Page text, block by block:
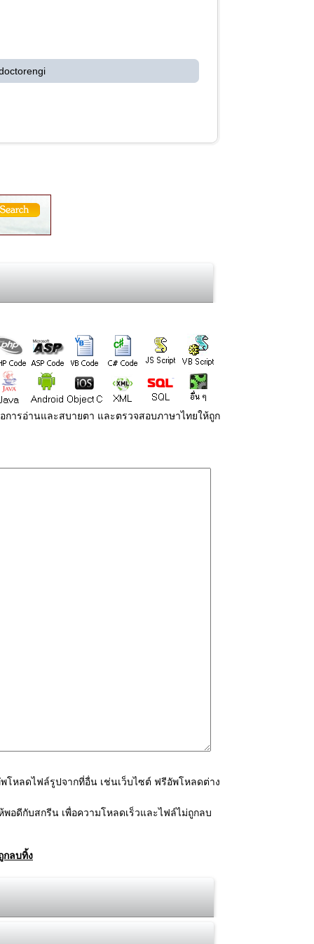
การอ่านและสบายตา และตรวจสอบภาษาไทยให้ถูก
โหลดไฟล์รูปจากที่อื่น เช่นเว็บไซต์ ฟรีอัพโหลดต่าง
อดีกับสกรีน เพื่อความโหลดเร็วและไฟล์ไม่ถูกลบ
กลบทิ้ง